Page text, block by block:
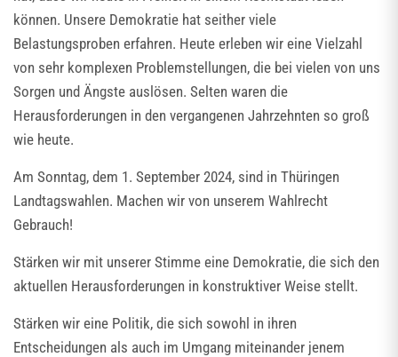
können. Unsere Demokratie hat seither viele
Belastungsproben erfahren. Heute erleben wir eine Vielzahl
von sehr komplexen Problemstellungen, die bei vielen von uns
Sorgen und Ängste auslösen. Selten waren die
Herausforderungen in den vergangenen Jahrzehnten so groß
wie heute.
Am Sonntag, dem 1. September 2024, sind in Thüringen
Landtagswahlen. Machen wir von unserem Wahlrecht
Gebrauch!
Stärken wir mit unserer Stimme eine Demokratie, die sich den
aktuellen Herausforderungen in konstruktiver Weise stellt.
Stärken wir eine Politik, die sich sowohl in ihren
Entscheidungen als auch im Umgang miteinander jenem